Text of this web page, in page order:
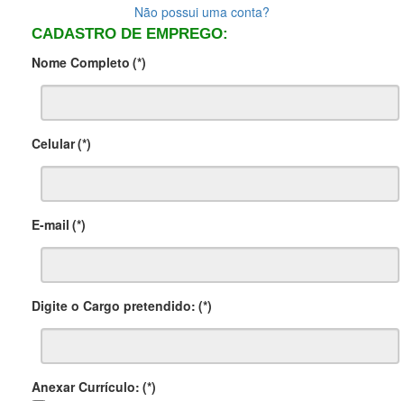
Não possui uma conta?
CADASTRO DE EMPREGO:
Nome Completo (*)
Celular(*)
E-mail (*)
Digite o Cargo pretendido: (*)
Anexar Currículo: (*)